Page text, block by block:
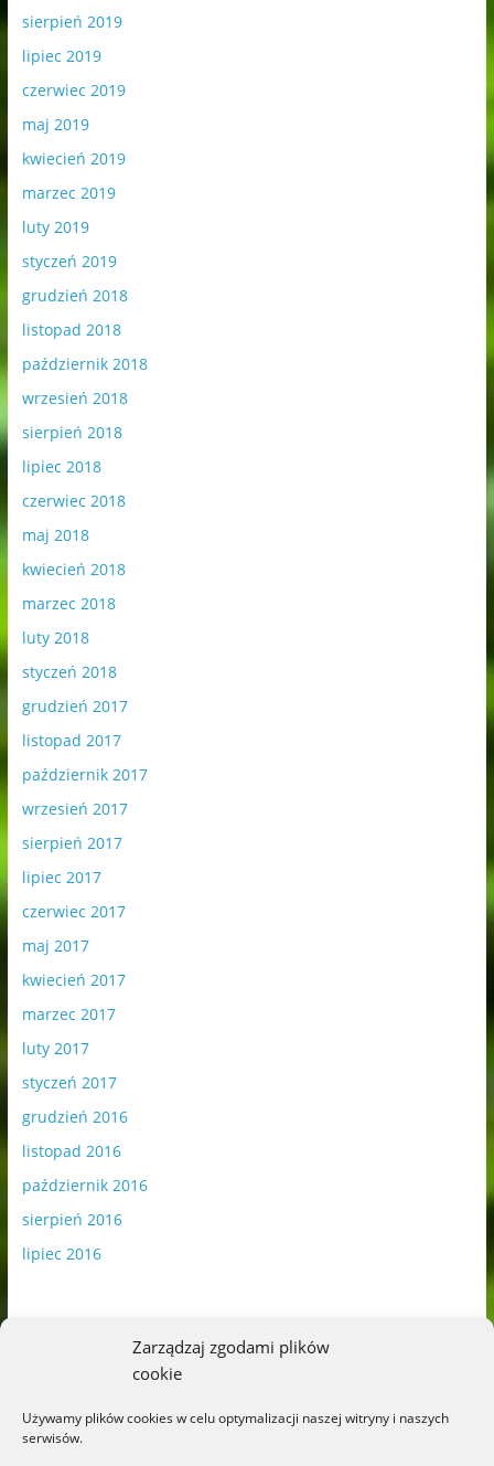
Zarządzaj zgodami plików
cookie
Używamy plików cookies w celu optymalizacji naszej witryny i naszych
serwisów.
sierpień 2019
lipiec 2019
czerwiec 2019
maj 2019
kwiecień 2019
marzec 2019
luty 2019
styczeń 2019
grudzień 2018
listopad 2018
październik 2018
wrzesień 2018
sierpień 2018
lipiec 2018
czerwiec 2018
maj 2018
kwiecień 2018
marzec 2018
luty 2018
styczeń 2018
grudzień 2017
listopad 2017
październik 2017
wrzesień 2017
sierpień 2017
lipiec 2017
czerwiec 2017
maj 2017
kwiecień 2017
marzec 2017
luty 2017
styczeń 2017
grudzień 2016
listopad 2016
październik 2016
sierpień 2016
lipiec 2016